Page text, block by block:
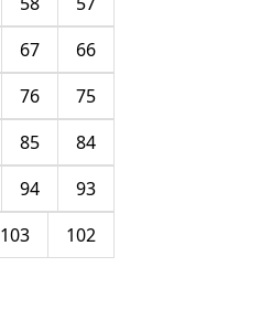
66
67
75
76
84
85
93
94
102
103